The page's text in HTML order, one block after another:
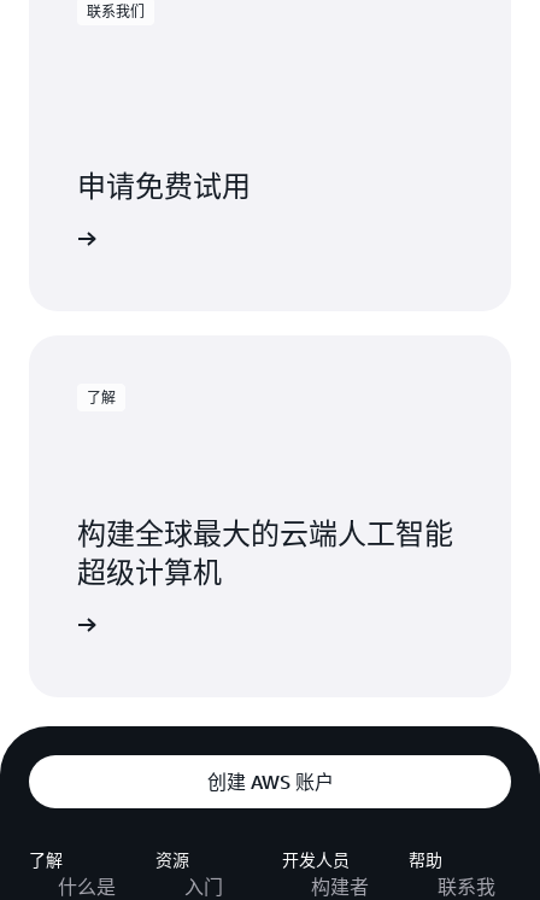
联系我们
申请免费试用
了解
构建全球最大的云端人工智能
超级计算机
创建 AWS 账户
了解
什么是
资源
入门
开发人员
构建者
帮助
联系我